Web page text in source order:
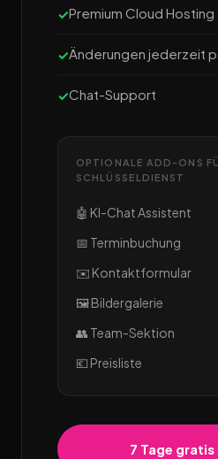
Premium Cloud Hosting
Änderungen jederzeit
Chat-Support
OPTIONALE ADD-ONS
SCHLÜSSELDIENST
🤖 KI-Chat Assistent
📅 Terminbuchung
✉️ Kontaktformular
🖼️ Bildergalerie
👥 Team-Sektion
💶 Preisliste
7 Tage